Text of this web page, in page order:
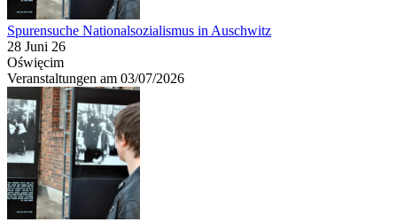
Spurensuche Nationalsozialismus in Auschwitz
28 Juni 26
Oświęcim
Veranstaltungen am 03/07/2026